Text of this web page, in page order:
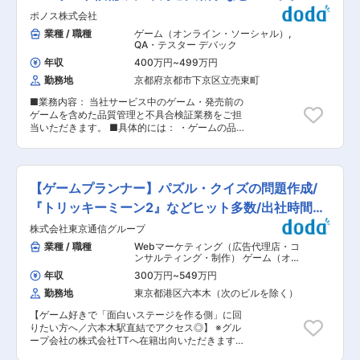
ている他、土日祝日と22時以降の深夜残業は原則
禁止しています。その他、社内ドリンク無料、育
児・介護支援制度、財形貯蓄制度、転勤・各種ラ
イフイベント発生時の手当等の福利厚生も充実し
ています。 ※詳細は当社HP「働く環境」をご覧く
ださい
（https://www.platinumgames.co.jp/archives/work-
environment）
をApp Store、Google Play等のマーケットを通じ
て日本だけに留まらず海外市場に向けても配信し
ています。 今後、ゲームラインアップを充実さ
せ、配信国も更に拡げていき、世界中の人々にゲ
ームを届けていきます。 ■ビジョン： 求められ
るモノの中に、自分たちしか創れない価値をプラ
スしていく。私たちが大切にしていることです。
私たちが創るゲームによって、みなさんの笑顔
を、前向きな気持ちを、夢を創出する。エンター
テイメントの可能性を追求するポノスの役割と
は、そうした時間を創り出していくことだと思っ
ています。ゲームのおもしろさというものを一人
の定める業務
開発企業
ポノス株式会社
業種 / 職種
ゲーム（オンライン・ソーシャル） ,
QA・テスター デバック
年収
400万円~499万円
勤務地
京都府京都市下京区立売東町
■業務内容： 当社サービス中のゲーム・発売前の
ゲームを含めた品質管理と不具合検証業務をご担
当いただきます。 ■具体的には： ・ゲームの品
む） ・検証業務フローの構築、業務効率化を含め
た改善経験 ■当社の事業： スマートデバイス向
けゲーム開発をゲーム事業における成長戦略の核
と考え、自社で企画・開発するオリジナルゲーム
をApp Store、Google Play等のマーケットを通じ
て日本だけに留まらず海外市場に向けても配信し
ています。 今後、ゲームラインアップを充実さ
せ、配信国も更に拡げていき、世界中の人々にゲ
ームを届けていきます。 ■ビジョン： 求められ
るモノの中に、自分たちしか創れない価値をプラ
スしていく。私たちが大切にしていることです。
私たちが創るゲームによって、みなさんの笑顔
を、前向きな気持ちを、夢を創出する。エンター
テイメントの可能性を追求するポノスの役割と
は、そうした時間を創り出していくことだと思っ
【ゲームプランナー】パズル・クイズの問題作成/
『トリッキーミーン2』などヒット多数/出社時間自
由
株式会社東京通信グループ
業種 / 職種
Webマーケティング（広告代理店・コ
ンサルティング・制作） ゲーム（オン
ライン・ソーシャル）
ムプロデューサー・ディレクター・プ
ランナー
年収 300万円~549万円
勤務地
東京都港区六本木（次のビルを除く）
【ゲーム好きで「面白いステージを作る側」に回
りたい方へ／六本木駅直結でアクセス◎】 ※グル
ープ会社の株式会社TTへ在籍出向いただきます。